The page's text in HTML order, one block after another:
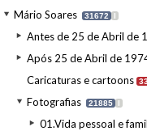
Mário Soares 31672 I
Antes de 25 de Abril de
Após 25 de Abril de
Caricaturas e cartoons
Fotografias 21885 I
01.Vida pessoal e